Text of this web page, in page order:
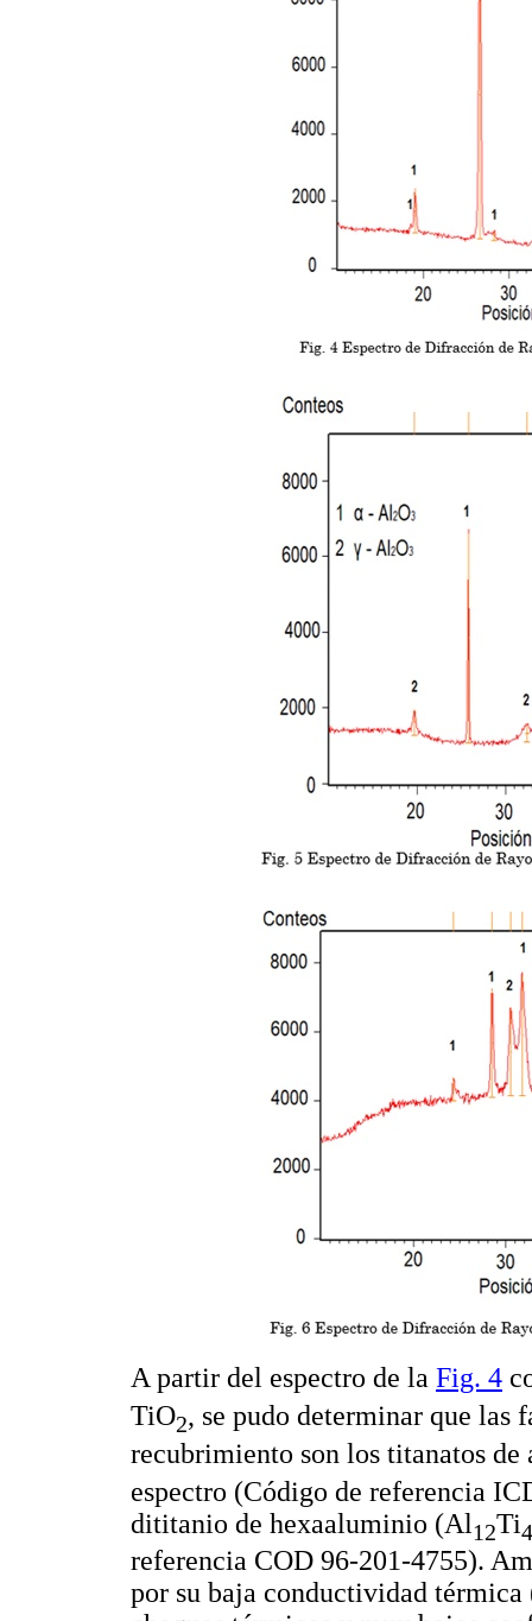
A partir del espectro de la Fig. 4
TiO2, se pudo determinar que las
recubrimiento son los titanatos
espectro (Código de referencia
dititanio de hexaaluminio (Al12Ti4
referencia COD 96-201-4755).
por su baja conductividad